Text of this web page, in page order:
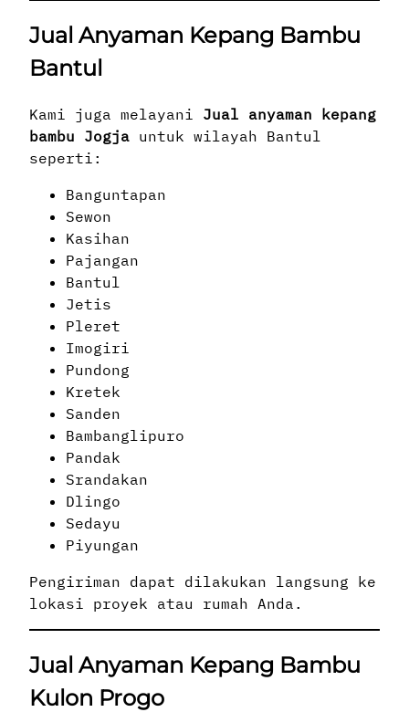
Jual Anyaman Kepang Bambu
Bantul
Kami juga melayani Jual anyaman kepang
bambu Jogja untuk wilayah Bantul
seperti:
Banguntapan
Sewon
Kasihan
Pajangan
Bantul
Jetis
Pleret
Imogiri
Pundong
Kretek
Sanden
Bambanglipuro
Pandak
Srandakan
Dlingo
Sedayu
Piyungan
Pengiriman dapat dilakukan langsung ke
lokasi proyek atau rumah Anda.
Jual Anyaman Kepang Bambu
Kulon Progo